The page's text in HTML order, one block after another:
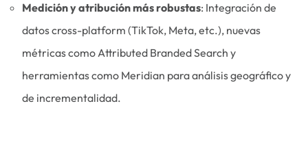
Medición y atribución más robustas: Integración de
datos cross-platform (TikTok, Meta, etc.), nuevas
métricas como Attributed Branded Search y
herramientas como Meridian para análisis geográfico y
de incrementalidad.